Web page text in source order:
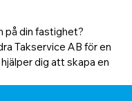
på din fastighet?
Takservice AB för en
dig att skapa en